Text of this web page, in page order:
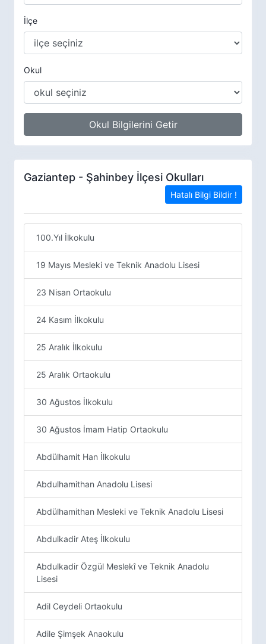
İlçe
Okul
Okul Bilgilerini Getir
Gaziantep - Şahinbey İlçesi Okulları
Hatalı Bilgi Bildir !
100.Yıl İlkokulu
19 Mayıs Mesleki ve Teknik Anadolu Lisesi
23 Nisan Ortaokulu
24 Kasım İlkokulu
25 Aralık İlkokulu
25 Aralık Ortaokulu
30 Ağustos İlkokulu
30 Ağustos İmam Hatip Ortaokulu
Abdülhamit Han İlkokulu
Abdulhamithan Anadolu Lisesi
Abdülhamithan Mesleki ve Teknik Anadolu Lisesi
Abdulkadir Ateş İlkokulu
Abdulkadir Özgül Meslekî ve Teknik Anadolu
Lisesi
Adil Ceydeli Ortaokulu
Adile Şimşek Anaokulu